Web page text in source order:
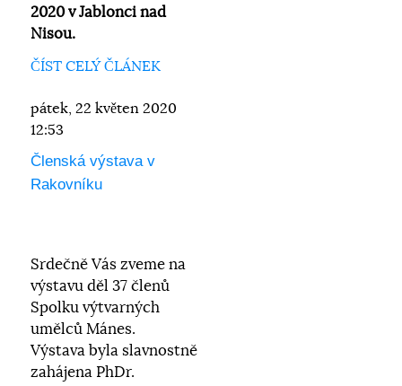
2020 v Jablonci nad
Nisou.
ČÍST CELÝ ČLÁNEK
pátek, 22 květen 2020
12:53
Členská výstava v
Rakovníku
Srdečně Vás zveme na
výstavu děl 37 členů
Spolku výtvarných
umělců Mánes.
Výstava byla slavnostně
zahájena PhDr.